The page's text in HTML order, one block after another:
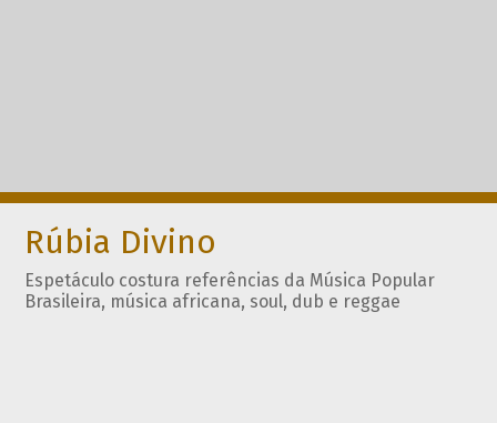
Rúbia Divino
Espetáculo costura referências da Música Popular
Brasileira, música africana, soul, dub e reggae